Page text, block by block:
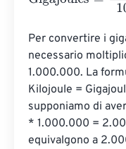
Per convertire i
necessario
1.000.000. La
Kilojoule =
supponiamo di
* 1.000.000 =
equivalgono a